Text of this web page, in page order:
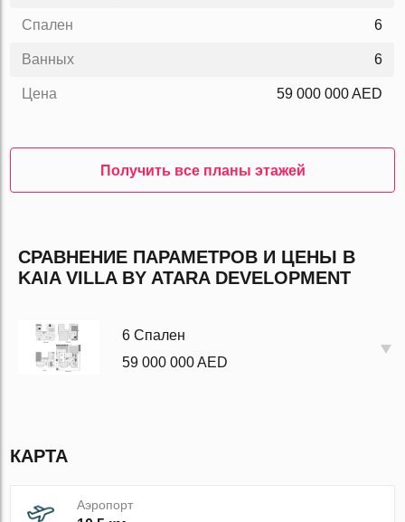
Спален 6
Ванных 6
Цена 59 000 000 AED
Получить все планы этажей
СРАВНЕНИЕ ПАРАМЕТРОВ И ЦЕНЫ В
KAIA VILLA BY ATARA DEVELOPMENT
6 Спален
59 000 000 AED
КАРТА
Аэропорт